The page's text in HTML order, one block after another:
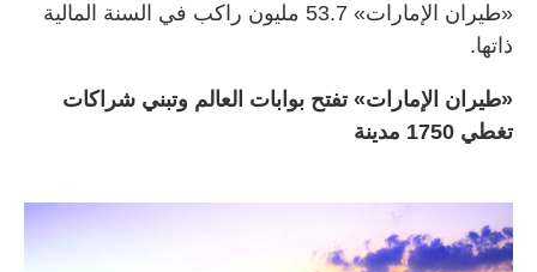
«طيران الإمارات» 53.7 مليون راكب في السنة المالية
ذاتها.
«طيران الإمارات» تفتح بوابات العالم وتبني شراكات
تغطي 1750 مدينة